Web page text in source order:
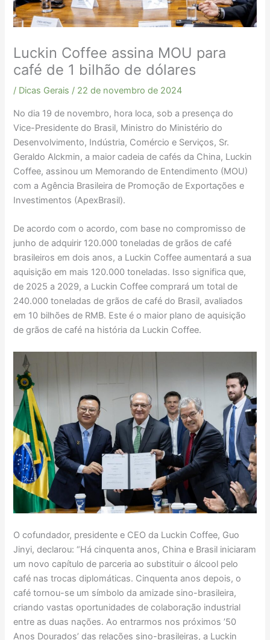
Luckin Coffee assina MOU para
café de 1 bilhão de dólares
/ Dicas Gerais / 22 de novembro de 2024
No dia 19 de novembro, hora loca, sob a presença do
Vice-Presidente do Brasil, Ministro do Ministério do
Desenvolvimento, Indústria, Comércio e Serviços, Sr.
Geraldo Alckmin, a maior cadeia de cafés da China, Luckin
Coffee, assinou um Memorando de Entendimento (MOU)
com a Agência Brasileira de Promoção de Exportações e
Investimentos (ApexBrasil).
De acordo com o acordo, com base no compromisso de
junho de adquirir 120.000 toneladas de grãos de café
brasileiros em dois anos, a Luckin Coffee aumentará a sua
aquisição em mais 120.000 toneladas. Isso significa que,
de 2025 a 2029, a Luckin Coffee comprará um total de
240.000 toneladas de grãos de café do Brasil, avaliados
em 10 bilhões de RMB. Este é o maior plano de aquisição
de grãos de café na história da Luckin Coffee.
O cofundador, presidente e CEO da Luckin Coffee, Guo
Jinyi, declarou: “Há cinquenta anos, China e Brasil iniciaram
um novo capítulo de parceria ao substituir o álcool pelo
café nas trocas diplomáticas. Cinquenta anos depois, o
café tornou-se um símbolo da amizade sino-brasileira,
criando vastas oportunidades de colaboração industrial
entre as duas nações. Ao entrarmos nos próximos ’50
Anos Dourados’ das relações sino-brasileiras, a Luckin